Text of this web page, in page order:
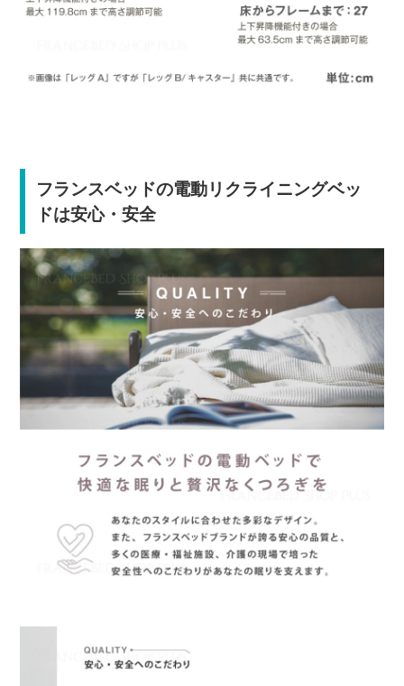
フランスベッドの電動リクライニングベッ
ドは安心・安全